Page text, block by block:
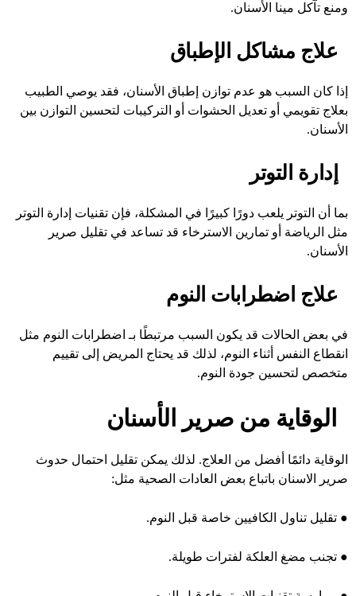
ومنع تآكل مينا الأسنان.
علاج مشاكل الإطباق
إذا كان السبب هو عدم توازن إطباق الأسنان، فقد يوصي الطبيب
بعلاج تقويمي أو تعديل الحشوات أو التركيبات لتحسين التوازن بين
الأسنان.
إدارة التوتر
بما أن التوتر يلعب دورًا كبيرًا في المشكلة، فإن تقنيات إدارة التوتر
مثل الرياضة أو تمارين الاسترخاء قد تساعد في تقليل صرير
الأسنان.
علاج اضطرابات النوم
في بعض الحالات قد يكون السبب مرتبطًا بـ اضطرابات النوم مثل
انقطاع النفس أثناء النوم، لذلك قد يحتاج المريض إلى تقييم
متخصص لتحسين جودة النوم.
الوقاية من صرير الأسنان
الوقاية دائمًا أفضل من العلاج. لذلك يمكن تقليل احتمال حدوث
صرير الاسنان باتباع بعض العادات الصحية مثل:
● تقليل تناول الكافيين خاصة قبل النوم.
● تجنب مضغ العلكة لفترات طويلة.